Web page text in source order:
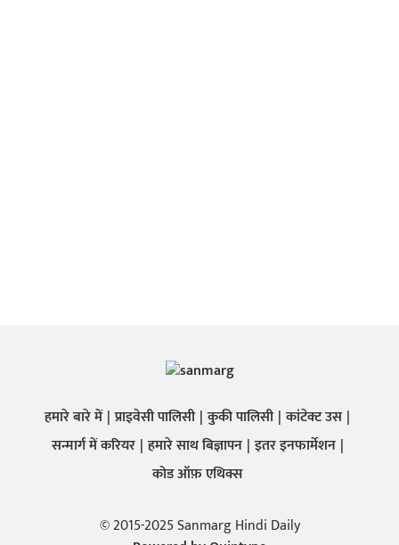
हमारे बारे में प्राइवेसी पालिसी कुकी पालिसी कांटेक्ट उस
सन्मार्ग में करियर हमारे साथ बिज्ञापन इतर इनफार्मेशन
कोड ऑफ़ एथिक्स
© 2015-2025 Sanmarg Hindi Daily